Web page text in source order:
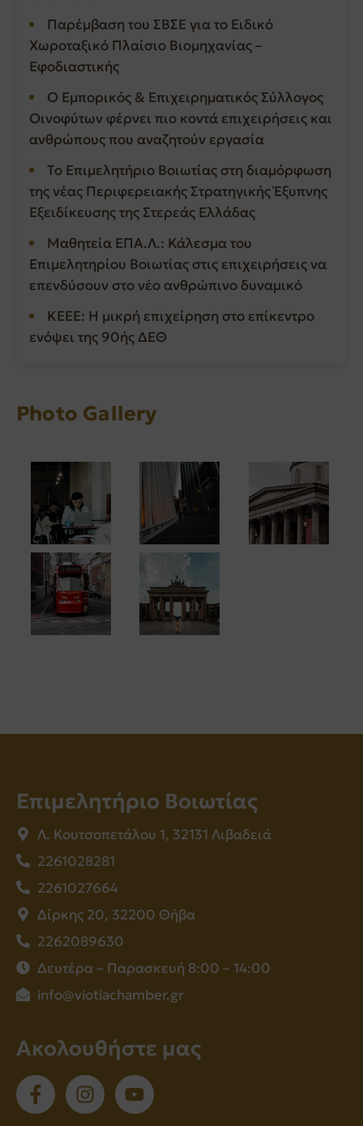
Παρέμβαση του ΣΒΣΕ για το Ειδικό
Χωροταξικό Πλαίσιο Βιομηχανίας –
Εφοδιαστικής
Ο Εμπορικός & Επιχειρηματικός Σύλλογος
Οινοφύτων φέρνει πιο κοντά επιχειρήσεις και
ανθρώπους που αναζητούν εργασία
Το Επιμελητήριο Βοιωτίας στη διαμόρφωση
της νέας Περιφερειακής Στρατηγικής Έξυπνης
Εξειδίκευσης της Στερεάς Ελλάδας
Μαθητεία ΕΠΑ.Λ.: Κάλεσμα του
Επιμελητηρίου Βοιωτίας στις επιχειρήσεις να
επενδύσουν στο νέο ανθρώπινο δυναμικό
ΚΕΕΕ: Η μικρή επιχείρηση στο επίκεντρο
ενόψει της 90ής ΔΕΘ
Photo Gallery
Επιμελητήριο Βοιωτίας
Λ. Κουτσοπετάλου 1, 32131 Λιβαδειά
2261028281
2261027664
Δίρκης 20, 32200 Θήβα
2262089630
Δευτέρα – Παρασκευή 8:00 – 14:00
info@viotiachamber.gr
Ακολουθήστε μας